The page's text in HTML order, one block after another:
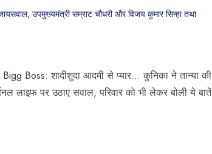
उपमुख्यमंत्री सम्राट चौधरी और विजय कुमार सिन्हा तथा
Bigg Boss: शादीशुदा आदमी से प्यार… कुनिका ने तान्या की
लाइफ पर उठाए सवाल, परिवार को भी लेकर बोली ये बातें